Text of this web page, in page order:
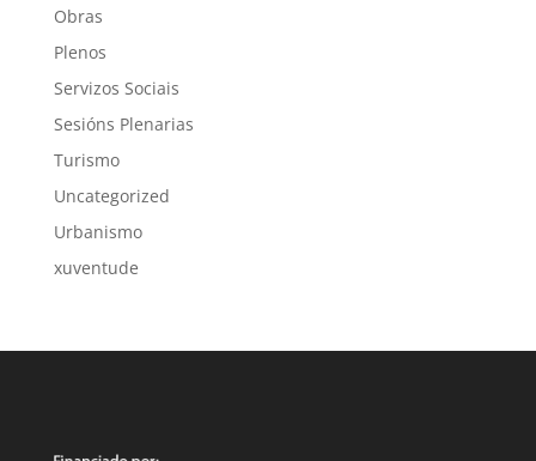
Obras
Plenos
Servizos Sociais
Sesións Plenarias
Turismo
Uncategorized
Urbanismo
xuventude